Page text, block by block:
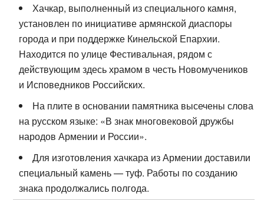
Хачкар, выполненный из специального камня,
установлен по инициативе армянской диаспоры
города и при поддержке Кинельской Епархии.
Находится по улице Фестивальная, рядом с
действующим здесь храмом в честь Новомучеников
и Исповедников Российских.
На плите в основании памятника высечены слова
на русском языке: «В знак многовековой дружбы
народов Армении и России».
Для изготовления хачкара из Армении доставили
специальный камень — туф. Работы по созданию
знака продолжались полгода.